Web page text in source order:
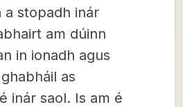
a stopadh inár
am dúinn
in ionadh agus
as
inár saol. Is am é